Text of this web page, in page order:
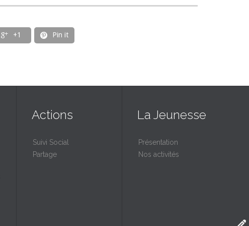
 +1  Pin it
Actions
Suivi Social
Partage
La Jeunesse
Présentation
Nos activités